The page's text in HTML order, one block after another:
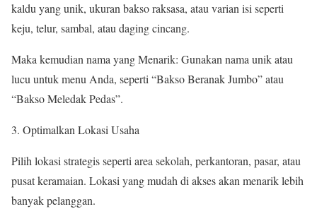
kaldu yang unik, ukuran bakso raksasa, atau varian isi seperti
keju, telur, sambal, atau daging cincang.
Maka kemudian nama yang Menarik: Gunakan nama unik atau
lucu untuk menu Anda, seperti “Bakso Beranak Jumbo” atau
“Bakso Meledak Pedas”.
Optimalkan Lokasi Usaha
Pilih lokasi strategis seperti area sekolah, perkantoran, pasar, atau
pusat keramaian. Lokasi yang mudah di akses akan menarik lebih
banyak pelanggan.